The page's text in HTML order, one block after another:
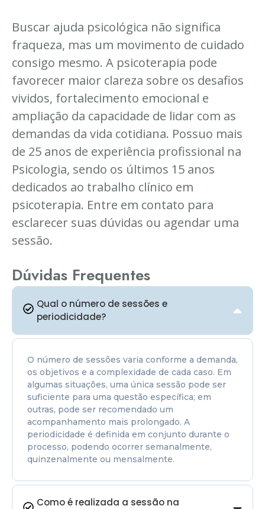
Buscar ajuda psicológica não significa
fraqueza, mas um movimento de cuidado
consigo mesmo. A psicoterapia pode
favorecer maior clareza sobre os desafios
vividos, fortalecimento emocional e
ampliação da capacidade de lidar com as
demandas da vida cotidiana. Possuo mais
de 25 anos de experiência profissional na
Psicologia, sendo os últimos 15 anos
dedicados ao trabalho clínico em
psicoterapia. Entre em contato para
esclarecer suas dúvidas ou agendar uma
sessão.
Dúvidas Frequentes
Qual o número de sessões e
periodicidade?
O número de sessões varia conforme a demanda,
os objetivos e a complexidade de cada caso. Em
algumas situações, uma única sessão pode ser
suficiente para uma questão específica; em
outras, pode ser recomendado um
acompanhamento mais prolongado. A
periodicidade é definida em conjunto durante o
processo, podendo ocorrer semanalmente,
quinzenalmente ou mensalmente.
Como é realizada a sessão na